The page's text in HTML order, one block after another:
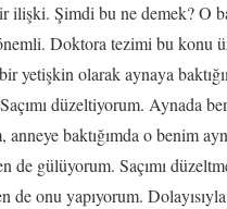
ilişki. Şimdi bu ne demek? O
Doktora tezimi bu konu
yetişkin olarak aynaya
düzeltiyorum. Aynada
anneye baktığımda o benim
de gülüyorum. Saçımı
de onu yapıyorum.